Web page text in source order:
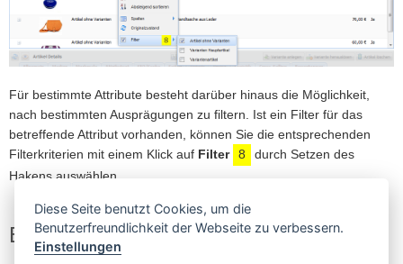
Für bestimmte Attribute besteht darüber hinaus die Möglichkeit,
nach bestimmten Ausprägungen zu filtern. Ist ein Filter für das
betreffende Attribut vorhanden, können Sie die entsprechenden
Filterkriterien mit einem Klick auf Filter 8
durch Setzen des
Hakens auswählen.
Eigene Felder
Diese Seite benutzt Cookies, um die
Benutzerfreundlichkeit der Webseite zu verbessern.
Einstellungen